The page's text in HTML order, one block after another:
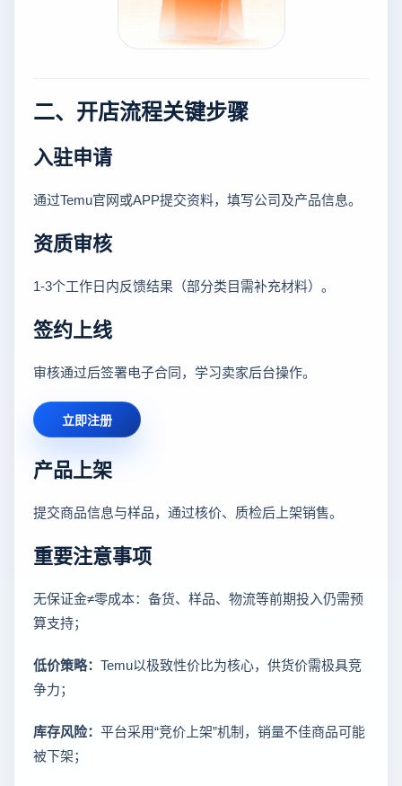
二、开店流程关键步骤
入驻申请
通过Temu官网或APP提交资料，填写公司及产品信息。
资质审核
1-3个工作日内反馈结果（部分类目需补充材料）。
签约上线
审核通过后签署电子合同，学习卖家后台操作。
立即注册
产品上架
提交商品信息与样品，通过核价、质检后上架销售。
重要注意事项
无保证金≠零成本：备货、样品、物流等前期投入仍需预
算支持；
低价策略： Temu以极致性价比为核心，供货价需极具竞
争力；
库存风险： 平台采用“竞价上架”机制，销量不佳商品可能
被下架；